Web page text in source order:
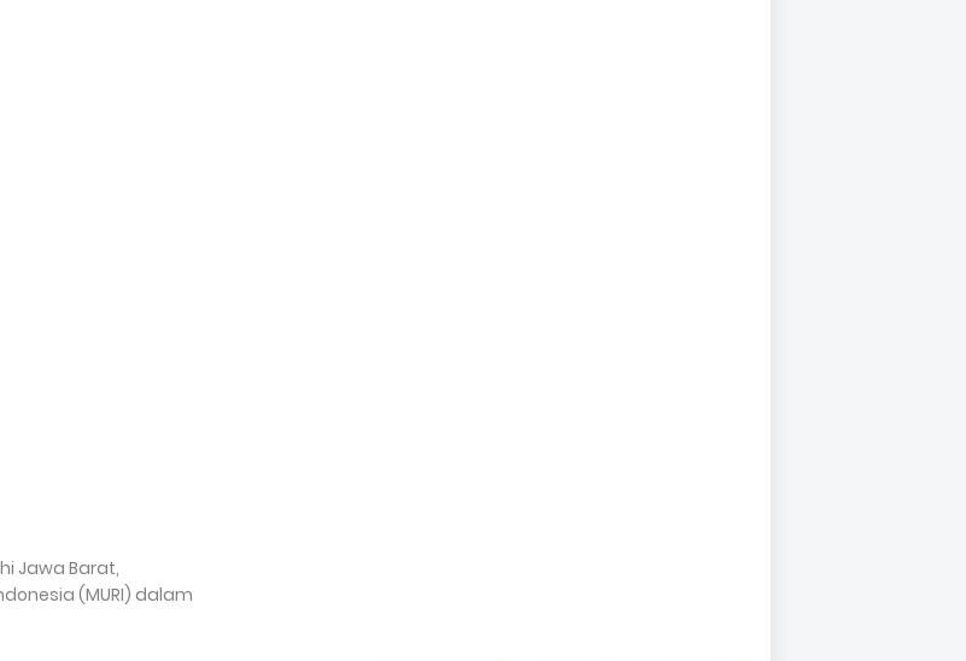
Jawa Barat,
(MURI) dalam